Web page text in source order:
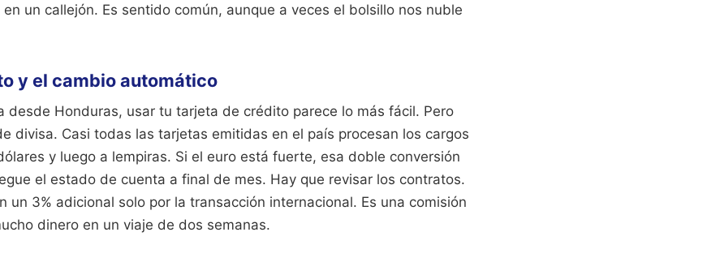
un callejón. Es sentido común, aunque a veces el bolsillo nos nuble
y el cambio automático
desde Honduras, usar tu tarjeta de crédito parece lo más fácil. Pero
divisa. Casi todas las tarjetas emitidas en el país procesan los cargos
y luego a lempiras. Si el euro está fuerte, esa doble conversión
el estado de cuenta a final de mes. Hay que revisar los contratos.
un 3% adicional solo por la transacción internacional. Es una comisión
dinero en un viaje de dos semanas.